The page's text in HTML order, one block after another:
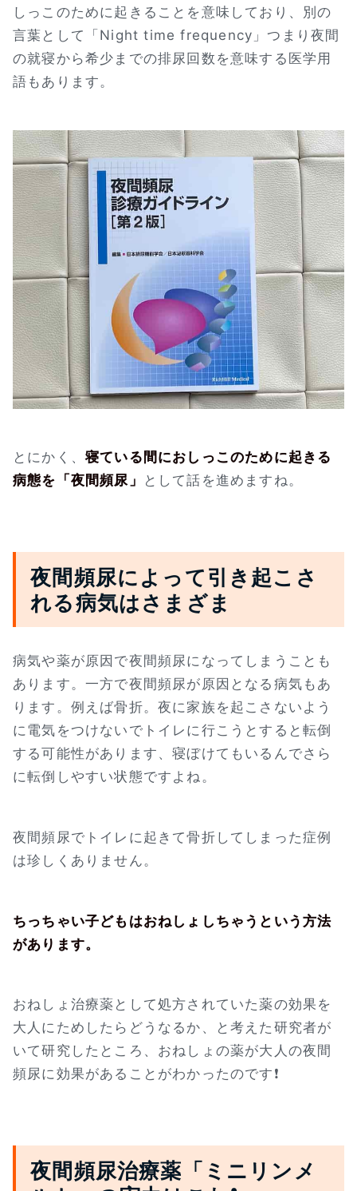
しっこのために起きることを意味しており、別の
言葉として「Night time frequency」つまり夜間
の就寝から希少までの排尿回数を意味する医学用
語もあります。
とにかく、寝ている間におしっこのために起きる
病態を「夜間頻尿」
として話を進めますね。
夜間頻尿によって引き起こさ
れる病気はさまざま
病気や薬が原因で夜間頻尿になってしまうことも
あります。一方で夜間頻尿が原因となる病気もあ
ります。例えば骨折。夜に家族を起こさないよう
に電気をつけないでトイレに行こうとすると転倒
する可能性があります、寝ぼけてもいるんでさら
に転倒しやすい状態ですよね。
夜間頻尿でトイレに起きて骨折してしまった症例
は珍しくありません。
ちっちゃい子どもはおねしょしちゃうという方法
があります。
おねしょ治療薬として処方されていた薬の効果を
大人にためしたらどうなるか、と考えた研究者が
いて研究したところ、おねしょの薬が大人の夜間
頻尿に効果があることがわかったのです❗
夜間頻尿治療薬「ミニリンメ